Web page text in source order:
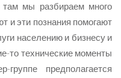
мы разбираем много
и эти познания помогают
населению и бизнесу и
то технические моменты
предполагается